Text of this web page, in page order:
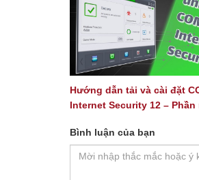
Hướng dẫn tải và cài đặt
Internet Security 12 – Phần
Bình luận của bạn